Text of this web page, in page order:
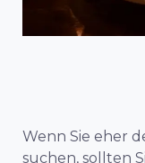
Wenn Sie eher
suchen, sollten